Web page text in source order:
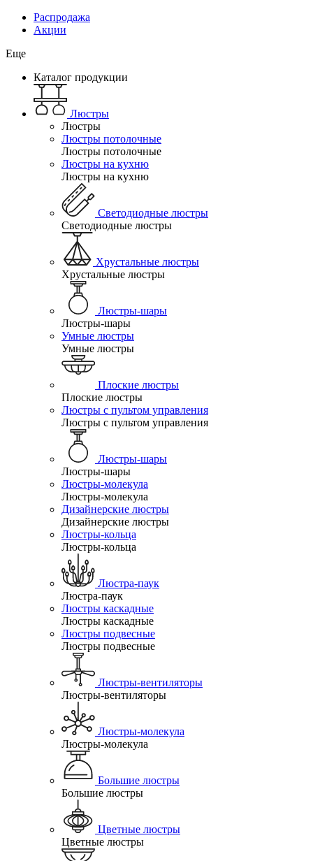
Распродажа
Акции
Еще
Каталог продукции
Люстры
Люстры
Люстры потолочные
Люстры потолочные
Люстры на кухню
Люстры на кухню
Светодиодные люстры
Светодиодные люстры
Хрустальные люстры
Хрустальные люстры
Люстры-шары
Люстры-шары
Умные люстры
Умные люстры
Плоские люстры
Плоские люстры
Люстры с пультом управления
Люстры с пультом управления
Люстры-шары
Люстры-шары
Люстры-молекула
Люстры-молекула
Дизайнерские люстры
Дизайнерские люстры
Люстры-кольца
Люстры-кольца
Люстра-паук
Люстра-паук
Люстры каскадные
Люстры каскадные
Люстры подвесные
Люстры подвесные
Люстры-вентиляторы
Люстры-вентиляторы
Люстры-молекула
Люстры-молекула
Большие люстры
Большие люстры
Цветные люстры
Цветные люстры